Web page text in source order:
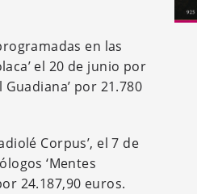
en las
el 20 de junio por
por 21.780
Corpus’, el 7 de
‘Mentes
24.187,90 euros.